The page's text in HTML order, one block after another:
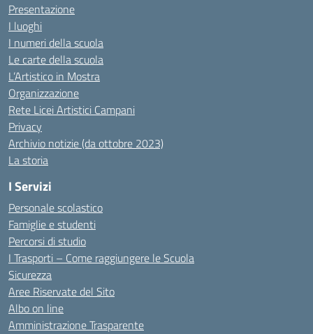
Presentazione
I luoghi
I numeri della scuola
Le carte della scuola
L’Artistico in Mostra
Organizzazione
Rete Licei Artistici Campani
Privacy
Archivio notizie (da ottobre 2023)
La storia
I Servizi
Personale scolastico
Famiglie e studenti
Percorsi di studio
I Trasporti – Come raggiungere le Scuola
Sicurezza
Aree Riservate del Sito
Albo on line
Amministrazione Trasparente